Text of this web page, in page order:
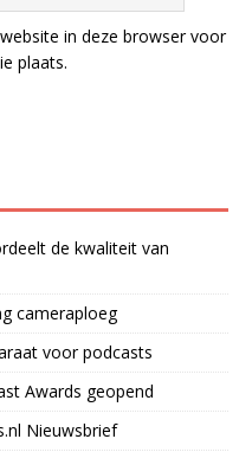
in deze browser voor
plaats.
de kwaliteit van
cameraploeg
voor podcasts
Awards geopend
Nieuwsbrief